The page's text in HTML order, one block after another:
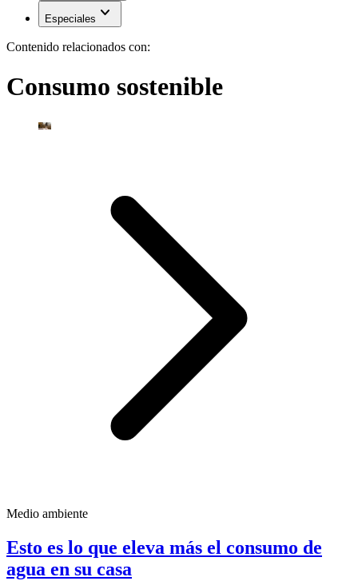
Especiales expand_more
Contenido relacionados con:
Consumo sostenible
Medio ambiente
Esto es lo que eleva más el consumo de
agua en su casa